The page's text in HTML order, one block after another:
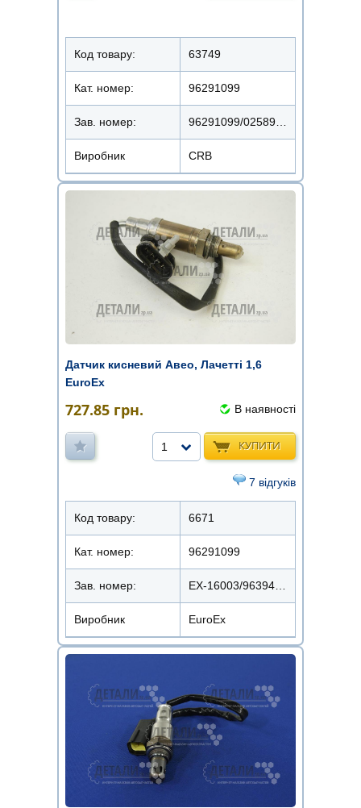
Код товару: 63749
Кат. номер: 96291099
Зав. номер:
Виробник CRB
Датчик кисневий Авео, Лачетті 1,6
EuroEx
727.85 грн. В наявності
КУПИТИ
1
7 відгуків
Код товару: 6671
Кат. номер: 96291099
Зав. номер:
Виробник EuroEx